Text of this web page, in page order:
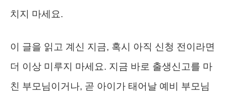
치지 마세요.
이 글을 읽고 계신 지금, 혹시 아직 신청 전이라면
더 이상 미루지 마세요. 지금 바로 출생신고를 마
친 부모님이거나, 곧 아이가 태어날 예비 부모님